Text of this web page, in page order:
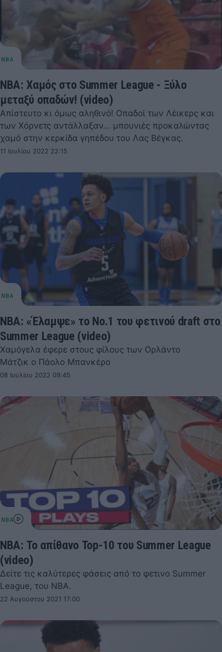
NBA: Χαμός στο Summer League - Ξύλο
μεταξύ οπαδών! (video)
Απίστευτο κι όμως αληθινό! Οπαδοί των Λέικερς και
των Χόρνετς αντάλλαξαν... μπουνιές προκαλώντας
χαμό στην κερκίδα γηπέδου του Λας Βέγκας.
11 Ιουλίου 2022 22:15
NBA: «Έλαμψε» το Νο.1 του φετινού draft στο
Summer League (video)
Χαμόγελα έφερε στους φίλους των Ορλάντο
Μάτζικ ο Πάολο Μπανκέρο
08 Ιουλίου 2022 09:45
NBA: Το απίθανο Top-10 του Summer League
(video)
Δείτε τις καλύτερες φάσεις από το φετινο Summer
League, του NBA.
22 Αυγούστου 2021 17:00